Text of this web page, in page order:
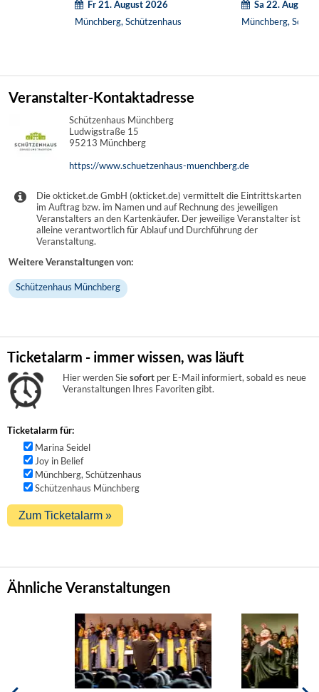
Fr 21. August 2026
Münchberg, Schützenhaus
Sa 22. August
Münchberg,
Veranstalter-Kontaktadresse
Schützenhaus Münchberg
Ludwigstraße 15
95213 Münchberg
https://www.schuetzenhaus-muenchberg.de
Die okticket.de GmbH (okticket.de) vermittelt die Eintrittskarten
im Auftrag bzw. im Namen und auf Rechnung des jeweiligen
Veranstalters an den Kartenkäufer. Der jeweilige Veranstalter ist
alleine verantwortlich für Ablauf und Durchführung der
Veranstaltung.
Weitere Veranstaltungen von:
Schützenhaus Münchberg
Ticketalarm - immer wissen, was läuft
Hier werden Siesofort per E-Mail informiert, sobald es neue
Veranstaltungen Ihres Favoriten gibt.
Ticketalarm für:
Marina Seidel
Joy in Belief
Münchberg, Schützenhaus
Schützenhaus Münchberg
Ähnliche Veranstaltungen